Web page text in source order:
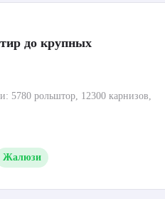
до крупных
5780 рольштор, 12300 карнизов,
Жалюзи